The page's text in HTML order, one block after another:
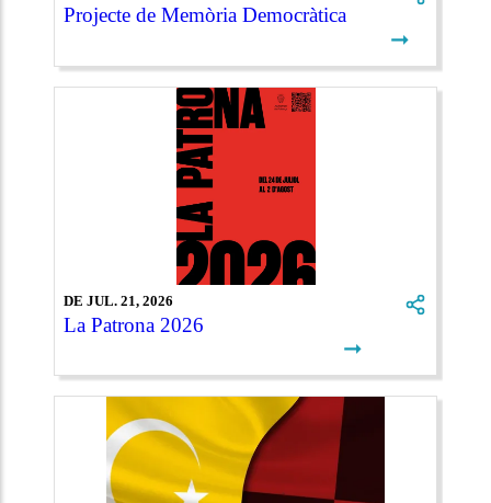
Projecte de Memòria Democràtica
➞
DE JUL. 21, 2026
La Patrona 2026
➞